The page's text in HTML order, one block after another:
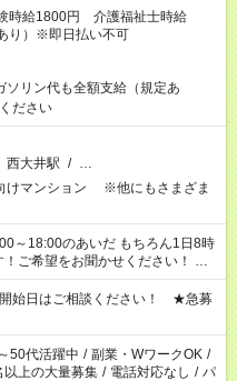
時給1800円 介護福祉士時給
り）※即日払い不可
リン代も全額支給（規定あ
ださい
西大井駅 / …
けマンション ※他にもさまざま
～18:00のあいだ もちろん1日8時
！ご希望をお聞かせください！ ★
合も遠慮なくご相談ください。
必要です
始日はご相談ください！ ★急募
50代活躍中 / 副業・WワークOK /
以上の大量募集 / 電話対応なし / パ